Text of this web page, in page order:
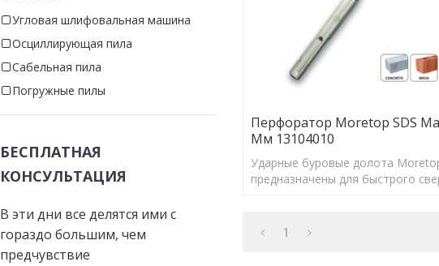
Угловая шлифовальная машина
Осциллирующая пила
Сабельная пила
Погружные пилы
БЕСПЛАТНАЯ
КОНСУЛЬТАЦИЯ
В эти дни все делятся ими с
гораздо большим, чем
предчувствие
Перфоратор Moretop SDS
Мм 13104010
Ударные буровые долота
предназначены для быстрого
1